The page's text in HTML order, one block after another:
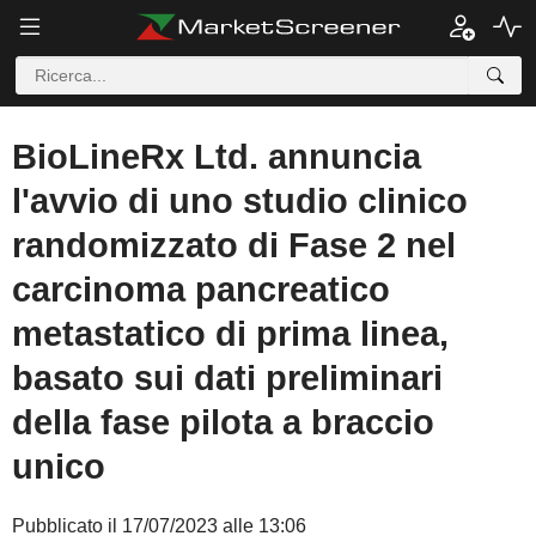
BioLineRx Ltd. annuncia
l'avvio di uno studio clinico
randomizzato di Fase 2 nel
carcinoma pancreatico
metastatico di prima linea,
basato sui dati preliminari
della fase pilota a braccio
unico
Pubblicato il 17/07/2023 alle 13:06